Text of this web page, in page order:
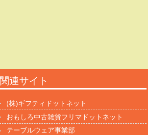
関連サイト
(株)ギフティドットネット
おもしろ中古雑貨フリマドットネット
テーブルウェア事業部